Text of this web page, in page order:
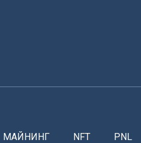
МАЙНИНГ NFT PNL